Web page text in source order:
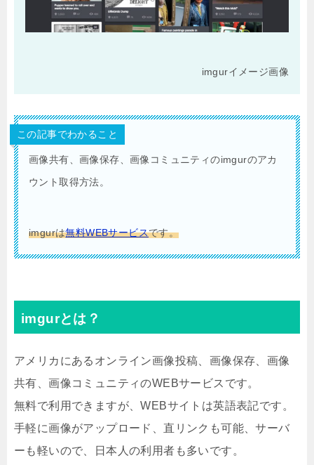
imgurイメージ画像
この記事でわかること
画像共有、画像保存、画像コミュニティのimgurのアカ
ウント取得方法。
imgurは無料WEBサービスです。
imgurとは？
アメリカにあるオンライン画像投稿、画像保存、画像
共有、画像コミュニティのWEBサービスです。
無料で利用できますが、WEBサイトは英語表記です。
手軽に画像がアップロード、直リンクも可能、サーバ
ーも軽いので、日本人の利用者も多いです。